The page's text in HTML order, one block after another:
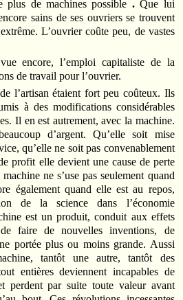
plus de machines possible .Que lui
sains de ses ouvriers se trouvent
L’ouvrier coûte peu, de vastes
encore, l’emploi capitaliste de la
de travail pour l’ouvrier.
l’artisan étaient fort peu coûteux. Ils
à des modifications considérables
Il en est autrement, avec la machine.
d’argent. Qu’elle soit mise
qu’elle ne soit pas convenablement
profit elle devient une cause de perte
ne s’use pas seulement quand
également quand elle est au repos,
de la science dans l’économie
est un produit, conduit aux effets
faire de nouvelles inventions, de
portée plus ou moins grande. Aussi
tantôt une autre, tantôt des
entières deviennent incapables de
perdent par suite toute valeur avant